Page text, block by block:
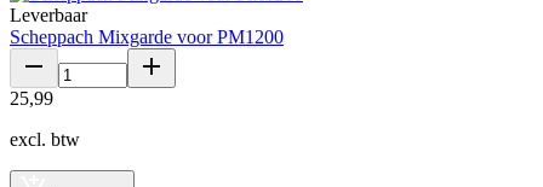
Leverbaar
Scheppach Mixgarde voor PM1200
25,99
excl. btw